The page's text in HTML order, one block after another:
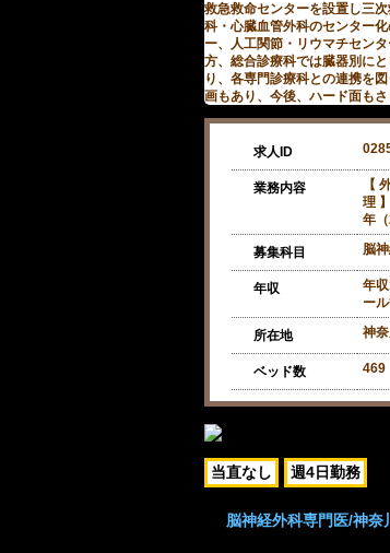
救急救命センターを設置し三
科・心臓血管外科のセンター
ー、人工関節・リウマチセン
方、総合診療科では臓器別に
り、各専門診療科との連携を
画もあり、今後、ハード面もさ
求人ID
業務内容
【
理
年
募集科目 脳
年収
年
ー
所在地 神
ベッド数 469
当直なし 週4日勤務
脳神経外科専門医/神